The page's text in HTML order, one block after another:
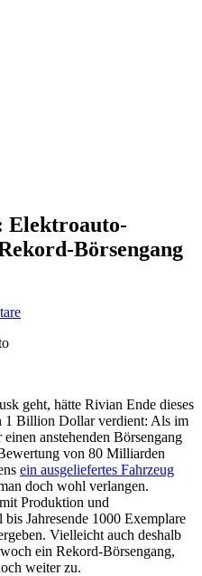
Elektroauto-
Börsengang
geht, hätte Rivian Ende dieses
1 Billion Dollar verdient: Als im
anstehenden Börsengang
von 80 Milliarden
ein ausgeliefertes Fahrzeug
doch wohl verlangen.
Produktion und
Jahresende 1000 Exemplare
Vielleicht auch deshalb
ein Rekord-Börsengang,
weiter zu.